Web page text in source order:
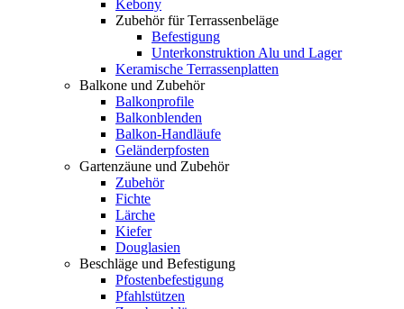
Kebony
Zubehör für Terrassenbeläge
Befestigung
Unterkonstruktion Alu und Lager
Keramische Terrassenplatten
Balkone und Zubehör
Balkonprofile
Balkonblenden
Balkon-Handläufe
Geländerpfosten
Gartenzäune und Zubehör
Zubehör
Fichte
Lärche
Kiefer
Douglasien
Beschläge und Befestigung
Pfostenbefestigung
Pfahlstützen